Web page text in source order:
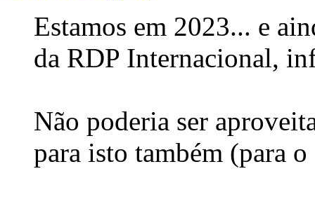
Estamos em 2023... e
da RDP Internacional,
Não poderia ser
para isto também (para o